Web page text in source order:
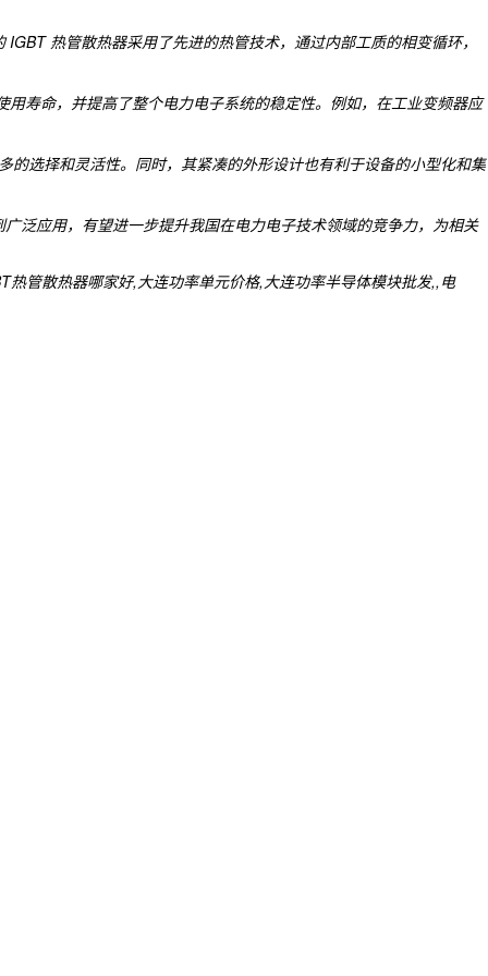
热管散热器采用了先进的热管技术，通过内部工质的相变循环，
寿命，并提高了整个电力电子系统的稳定性。例如，在工业变频器应
选择和灵活性。同时，其紧凑的外形设计也有利于设备的小型化和集
泛应用，有望进一步提升我国在电力电子技术领域的竞争力，为相关
管散热器哪家好,大连功率单元价格,大连功率半导体模块批发,,电